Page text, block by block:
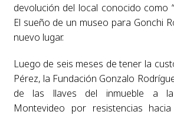
devolución del local conocido como
El sueño de un museo para Gonchi
nuevo lugar.
Luego de seis meses de tener la
Pérez, la Fundación Gonzalo
de las llaves del inmueble a
Montevideo por resistencias